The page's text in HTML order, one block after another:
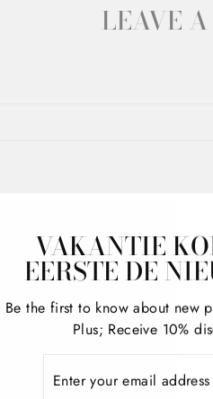
LEAVE
PLACE
VAKANTIE
EERSTE DE
Be the first to know about new
Plus; Receive 10%